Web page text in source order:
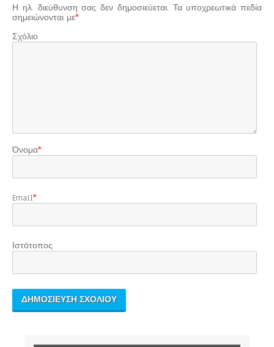
Η ηλ. διεύθυνση σας δεν δημοσιεύεται. Τα υποχρεωτικά πεδία
σημειώνονται με*
Σχόλιο
Όνομα*
Email*
Ιστότοπος